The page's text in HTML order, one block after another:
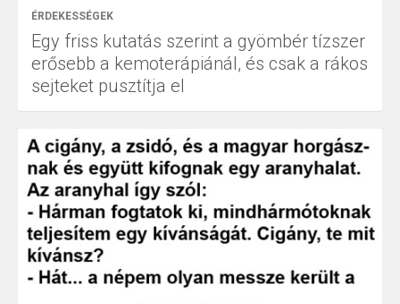
ÉRDEKESSÉGEK
Egy friss kutatás szerint a gyömbér tízszer
erősebb a kemoterápiánál, és csak a rákos
sejteket pusztítja el